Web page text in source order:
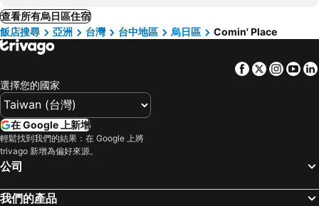
查看所有烏日區住宿
飯店搜尋
亞洲 台灣 台中地區 烏日區 Comin' Place
Facebook
Twitter
選擇您的國家
在 Google 上新增
輕鬆找到我們的結果：在 Google 上將
trivago 新增為偏好來源。
公司
我們的產品